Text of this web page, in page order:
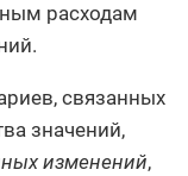
расходам
связанных
значений,
изменений,